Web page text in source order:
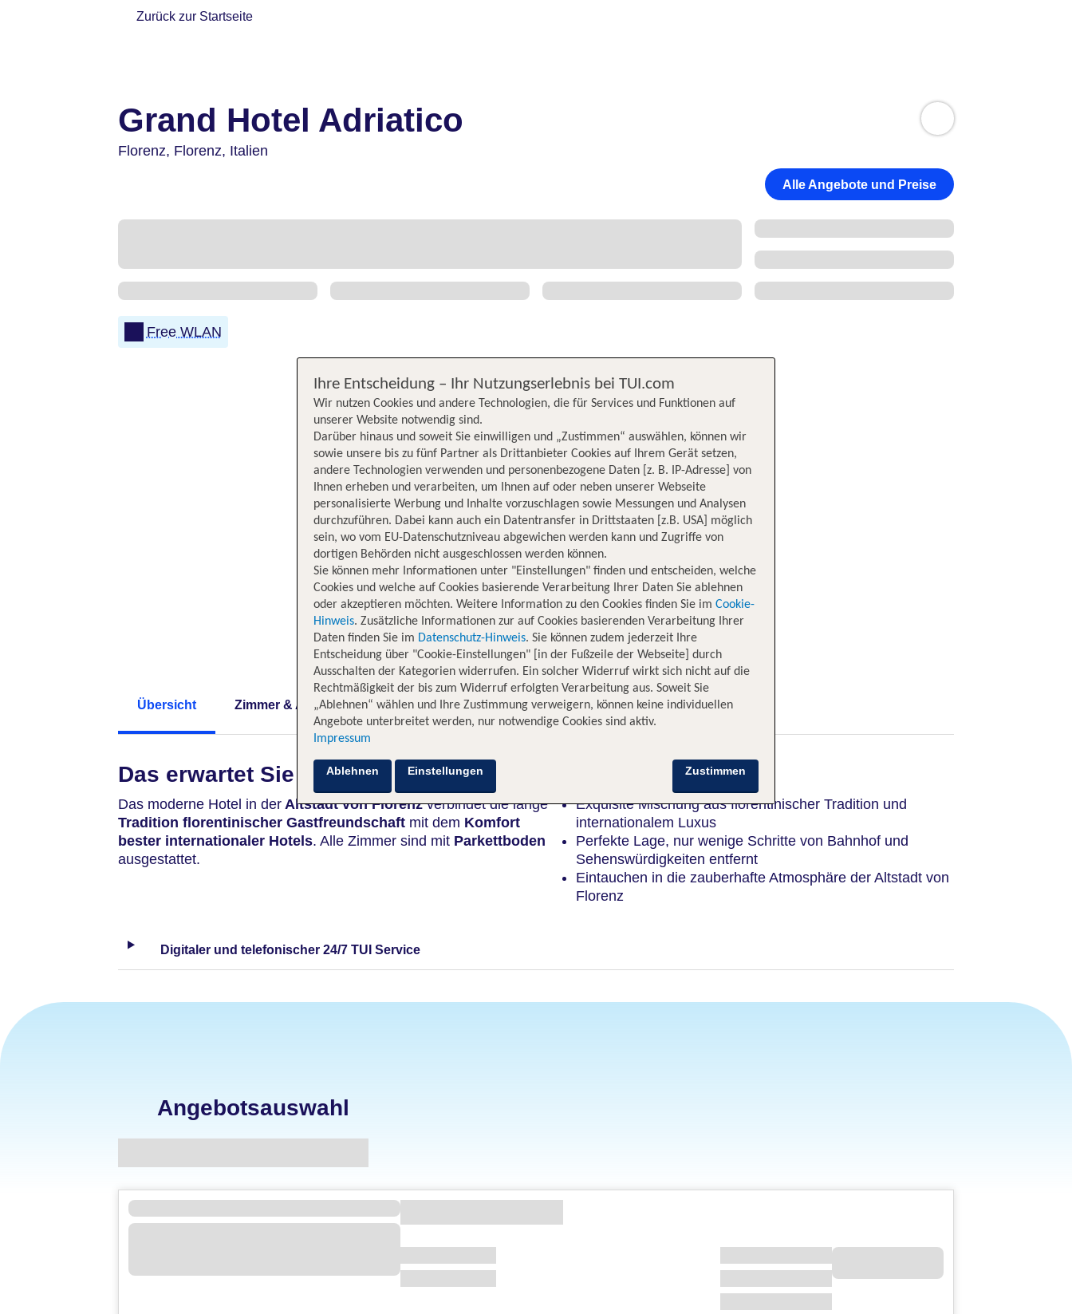
Zurück zur Startseite
Grand Hotel Adriatico
Florenz, Florenz, Italien
Alle Angebote und Preise
Free WLAN
Übersicht Zimmer & Angebote Hotelinformationen Lage Bewertungen
Das erwartet Sie
Das moderne Hotel in der Altstadt von Florenzverbindet die lange
Tradition florentinischer Gastfreundschaft mit dem Komfort
bester internationaler Hotels. Alle Zimmer sind mit Parkettboden
ausgestattet.
Exquisite Mischung aus florentinischer Tradition und
internationalem Luxus
Perfekte Lage, nur wenige Schritte von Bahnhof und
Sehenswürdigkeiten entfernt
Eintauchen in die zauberhafte Atmosphäre der Altstadt von
Florenz
Digitaler und telefonischer 24/7 TUI Service
Angebotsauswahl
Ihre Entscheidung – Ihr Nutzungserlebnis bei TUI.com
Wir nutzen Cookies und andere Technologien, die für Services und Funktionen auf
unserer Website notwendig sind.
Darüber hinaus und soweit Sie einwilligen und „Zustimmen“ auswählen, können wir
sowie unsere bis zu fünf Partner als Drittanbieter Cookies auf Ihrem Gerät setzen,
andere Technologien verwenden und personenbezogene Daten [z. B. IP-Adresse] von
Ihnen erheben und verarbeiten, um Ihnen auf oder neben unserer Webseite
personalisierte Werbung und Inhalte vorzuschlagen sowie Messungen und Analysen
durchzuführen. Dabei kann auch ein Datentransfer in Drittstaaten [z.B. USA] möglich
sein, wo vom EU-Datenschutzniveau abgewichen werden kann und Zugriffe von
dortigen Behörden nicht ausgeschlossen werden können.
Sie können mehr Informationen unter "Einstellungen" finden und entscheiden, welche
Cookies und welche auf Cookies basierende Verarbeitung Ihrer Daten Sie ablehnen
oder akzeptieren möchten. Weitere Information zu den Cookies finden Sie im Cookie-
Hinweis. Zusätzliche Informationen zur auf Cookies basierenden Verarbeitung Ihrer
Daten finden Sie im Datenschutz-Hinweis. Sie können zudem jederzeit Ihre
Entscheidung über "Cookie-Einstellungen" [in der Fußzeile der Webseite] durch
Ausschalten der Kategorien widerrufen. Ein solcher Widerruf wirkt sich nicht auf die
Rechtmäßigkeit der bis zum Widerruf erfolgten Verarbeitung aus. Soweit Sie
„Ablehnen“ wählen und Ihre Zustimmung verweigern, können keine individuellen
Angebote unterbreitet werden, nur notwendige Cookies sind aktiv.
Impressum
Zustimmen
Ablehnen Einstellungen